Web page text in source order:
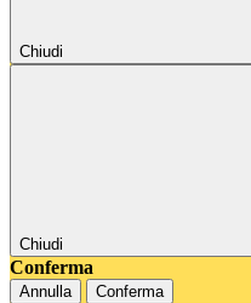
Chiudi
Chiudi
Conferma
Annulla Conferma